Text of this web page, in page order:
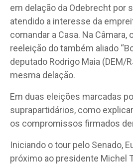
em delação da Odebrecht por
atendido a interesse da
comandar a Casa. Na Câmara,
reeleição do também aliado
deputado Rodrigo Maia (DEM/
mesma delação.
Em duas eleições marcadas
suprapartidários, como
os compromissos firmados
Iniciando o tour pelo Senado,
próximo ao presidente Michel